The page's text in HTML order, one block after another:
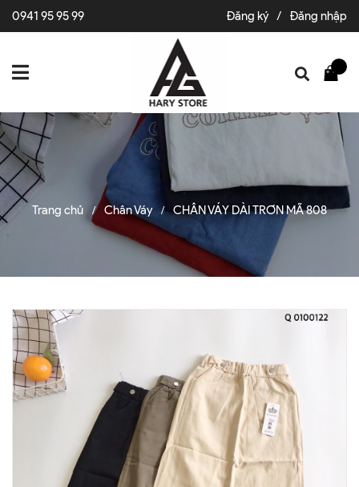
0941 95 95 99 Đăng ký / Đăng nhập
Trang chủ / Chân Váy / CHÂN VÁY DÀI TRƠN MÃ 808